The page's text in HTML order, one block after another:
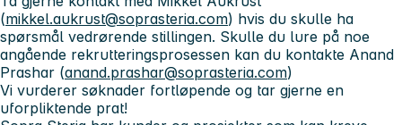
(mikkel.aukrust@soprasteria.com) hvis du skulle ha
spørsmål vedrørende stillingen. Skulle du lure på noe
angående rekrutteringsprosessen kan du kontakte Anand
Prashar (anand.prashar@soprasteria.com)
Vi vurderer søknader fortløpende og tar gjerne en
uforpliktende prat!